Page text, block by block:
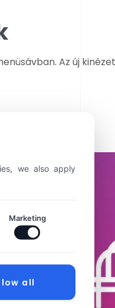
Az új
we also apply
Marketing
all